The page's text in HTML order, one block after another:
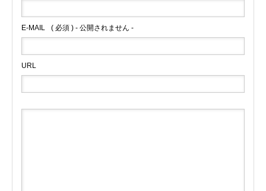
E-MAIL ( 必須 ) - 公開されません -
URL